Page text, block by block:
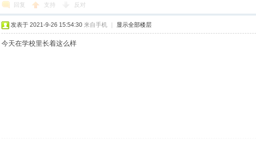
回复 支持 反对
发表于 2021-9-26 15:54:30 来自手机 显示全部楼层
今天在学校里长着这么样